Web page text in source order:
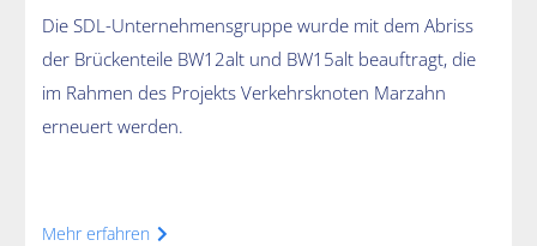
Die SDL-Unternehmensgruppe wurde mit dem Abriss
der Brückenteile BW12alt und BW15alt beauftragt, die
im Rahmen des Projekts Verkehrsknoten Marzahn
erneuert werden.
Mehr erfahren